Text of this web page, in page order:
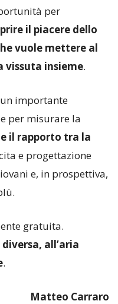
per
il piacere dello
vuole mettere al
vissuta insieme.
importante
per misurare la
il rapporto tra la
e progettazione
e, in prospettiva,
gratuita.
all’aria
.
Matteo Carraro